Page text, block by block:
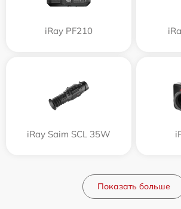
iRay PF210
iRay Saim SCL 35W
Показать больше